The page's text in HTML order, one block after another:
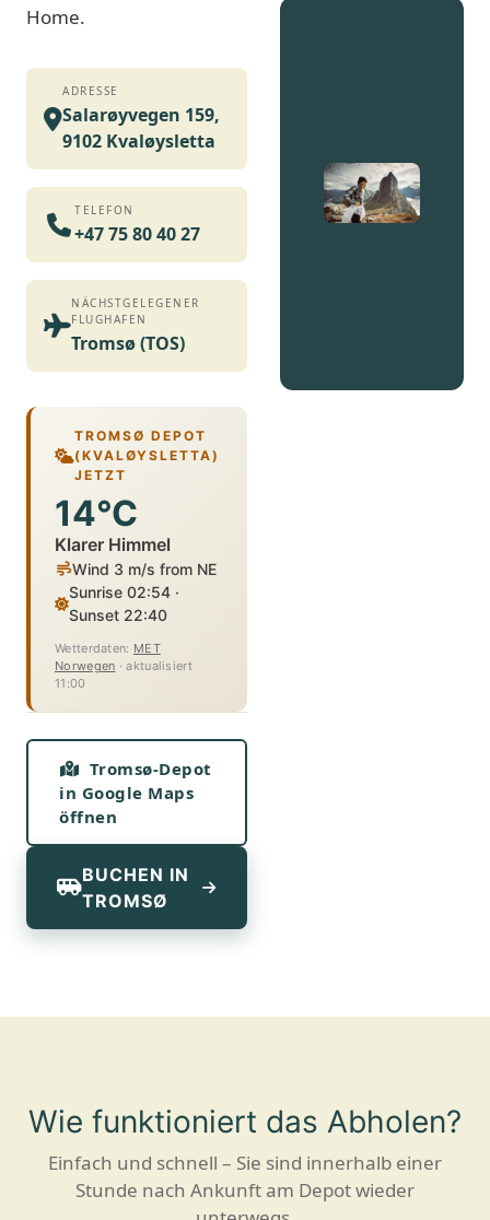
Home.
ADRESSE
Salarøyvegen 159,
9102 Kvaløysletta
TELEFON
+47 75 80 40 27
NÄCHSTGELEGENER
FLUGHAFEN
Tromsø (TOS)
TROMSØ DEPOT
(KVALØYSLETTA)
JETZT
14°C
Klarer Himmel
Wind 3 m/s from NE
Sunrise 02:54 ·
Sunset 22:40
Wetterdaten: MET
Norwegen · aktualisiert
11:00
Tromsø-Depot
in Google Maps
öffnen
BUCHEN IN
TROMSØ
Wie funktioniert das Abholen?
Einfach und schnell – Sie sind innerhalb einer
Stunde nach Ankunft am Depot wieder